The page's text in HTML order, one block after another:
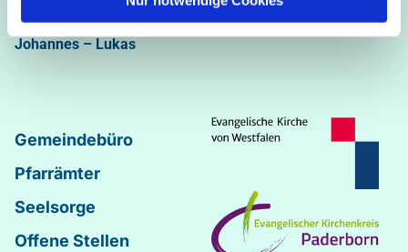
Abdinghof–Martin-Luther–Markus–Matthäus–
Johannes – Lukas
Gemeindebüro
Pfarrämter
Seelsorge
Offene Stellen